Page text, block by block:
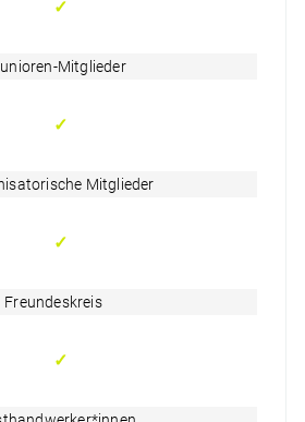
✓
Mitglieder
✓
Mitglieder
✓
Freundeskreis
✓